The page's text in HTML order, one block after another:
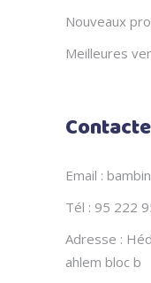
Nouveaux
Meilleures
Email :
Tél : 95 222
Adresse :
ahlem bloc b